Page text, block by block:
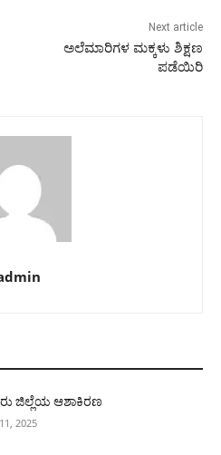
Next article
ಅಲೆಮಾರಿಗಳ ಮಕ್ಕಳು ಶಿಕ್ಷಣ
ಪಡೆಯಿರಿ
ಜಿಲ್ಲೆಯ ಆಶಾಕಿರಣ
2025